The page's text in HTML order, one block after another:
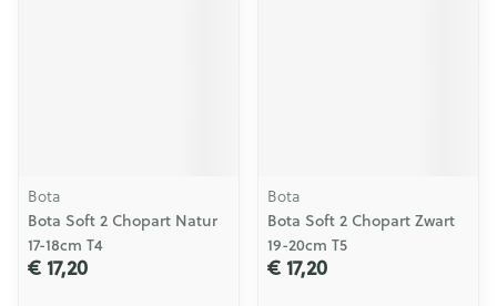
Bota
Bota Soft 2 Chopart Natur
17-18cm T4
€ 17,20
Bota
Bota Soft 2 Chopart Zwart
19-20cm T5
€ 17,20